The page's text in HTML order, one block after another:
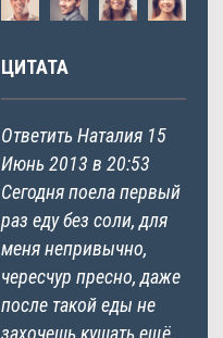
ЦИТАТА
Ответить Наталия 15
Июнь 2013 в 20:53
Сегодня поела первый
раз еду без соли, для
меня непривычно,
чересчур пресно, даже
после такой еды не
захочешь кушать ещё.